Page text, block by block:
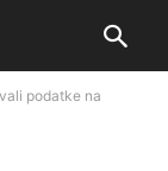
podatke na